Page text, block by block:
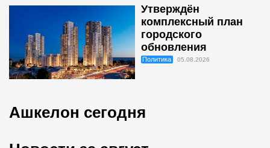
Утверждён
комплексный план
городского
обновления
Политика 05.08.2026
Ашкелон сегодня